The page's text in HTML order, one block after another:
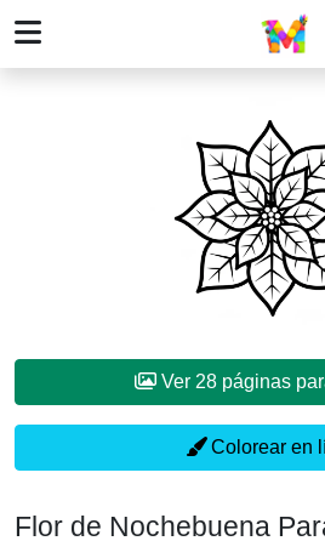
Ver 28
Colorear en
Flor de Nochebuena